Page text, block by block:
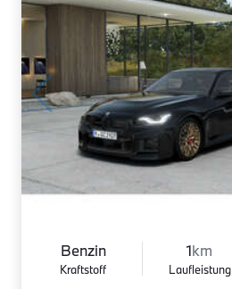
Benzin
Kraftstoff
1km
Laufleistung